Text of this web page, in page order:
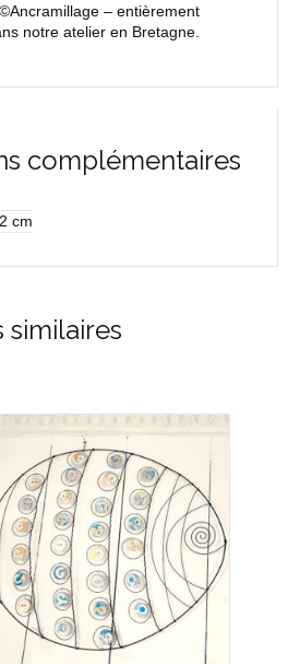
– entièrement
notre atelier en Bretagne.
complémentaires
cm
similaires